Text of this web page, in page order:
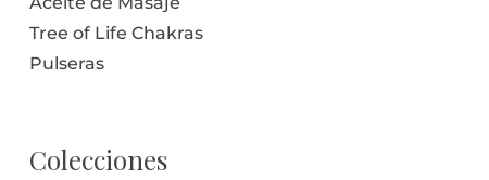
Tree of Life Chakras
Pulseras
Colecciones